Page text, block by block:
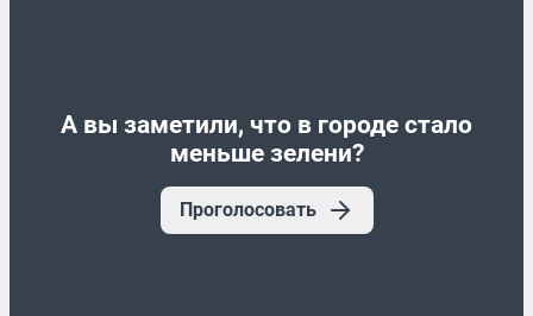
А вы заметили, что в городе стало
меньше зелени?
Проголосовать